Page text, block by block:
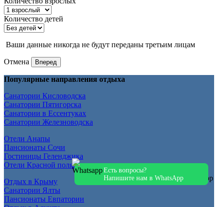
Количество детей
Ваши данные никогда не будут переданы третьим лицам
Отмена Вперед
Популярные направления отдыха
Санатории Кисловодска
Санатории Пятигорска
Санатории в Ессентуках
Санатории Железноводска
Отели Анапы
Пансионаты Сочи
Гостиницы Геленджика
Отели Красной поляны
Отдых в Крыму
Санатории Ялты
Пансионаты Евпатории
Есть вопросы?
Напишите нам в WhatsApp